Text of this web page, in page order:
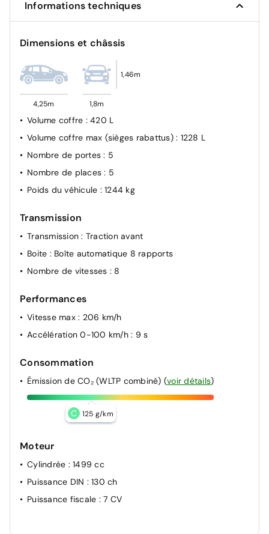
Airbag passager avant déconnectable manuellement
Système d'appel d'urgence SOS
Informations techniques
Dimensions et châssis
4,25m 1,8m
1,46m
Volume coffre : 420 L
Volume coffre max (sièges rabattus) : 1228 L
Nombre de portes: 5
Nombre de places: 5
Poids du véhicule : 1244 kg
Transmission
Transmission: Traction avant
Boite : Boîte automatique 8 rapports
Nombre de vitesses : 8
Performances
Vitesse max : 206 km/h
Accélération 0-100 km/h : 9 s
Consommation
Émission de CO₂ (WLTP combiné) (voir détails)
C 125 g/km
Moteur
Cylindrée : 1499 cc
Puissance DIN : 130 ch
Puissance fiscale : 7 CV